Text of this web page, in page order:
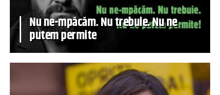
Nu ne-mpăcăm. Nu trebuie. Nu ne
putem permite